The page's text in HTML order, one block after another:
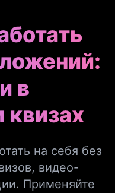
в
квизах
на себя без
видео-
Применяйте